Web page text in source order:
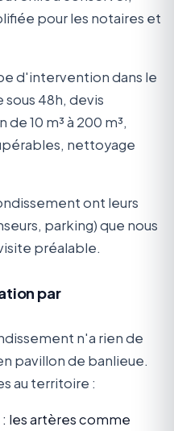
pour les notaires et
d'intervention dans le
48h, devis
10 m³ à 200 m³,
nettoyage
ont leurs
parking) que nous
préalable.
par
n'a rien de
pavillon de banlieue.
au territoire :
: les artères comme